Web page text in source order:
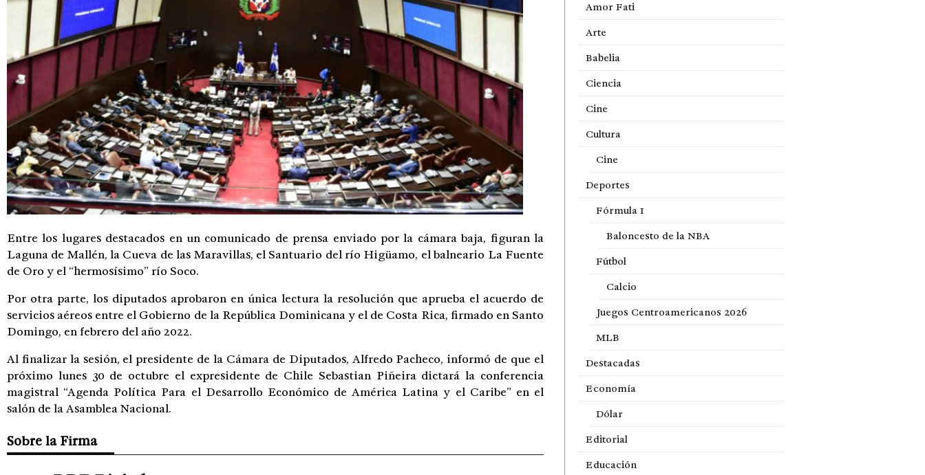
Entre los lugares destacados en un comunicado de prensa enviado por la cámara baja, figuran la
Laguna de Mallén, la Cueva de las Maravillas, el Santuario del río Higüamo, el balneario La Fuente
de Oro y el “hermosísimo” río Soco.
Por otra parte, los diputados aprobaron en única lectura la resolución que aprueba el acuerdo de
servicios aéreos entre el Gobierno de la República Dominicana y el de Costa Rica, firmado en Santo
Domingo, en febrero del año 2022.
Al finalizar la sesión, el presidente de la Cámara de Diputados, Alfredo Pacheco, informó de que el
próximo lunes 30 de octubre el expresidente de Chile Sebastian Piñeira dictará la conferencia
magistral “Agenda Política Para el Desarrollo Económico de América Latina y el Caribe” en el
salón de la Asamblea Nacional.
Sobre la Firma
Amor Fati
Arte
Babelia
Ciencia
Cine
Cultura
Cine
Deportes
Fórmula 1
Baloncesto de la NBA
Fútbol
Calcio
Juegos Centroamericanos 2026
MLB
Destacadas
Economía
Dólar
Editorial
Educación